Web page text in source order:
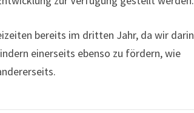
bereits im dritten Jahr, da wir darin
einerseits ebenso zu fördern, wie